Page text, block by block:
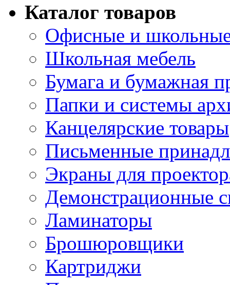
Каталог товаров
Офисные и
Школьная мебель
Бумага и бумажная
Папки и системы
Канцелярские товары
Письменные
Экраны для
Демонстрационные
Ламинаторы
Брошюровщики
Картриджи